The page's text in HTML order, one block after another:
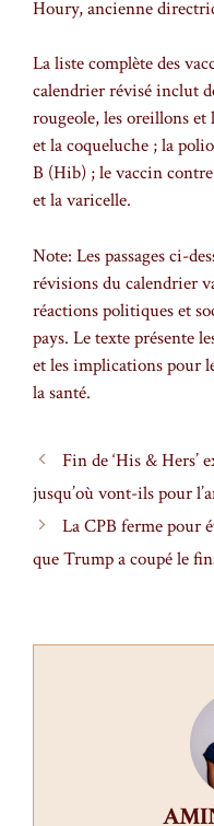
Houry, ancienne
La liste complète des
calendrier révisé inclut
rougeole, les oreillons
et la coqueluche ; la
B (Hib) ; le vaccin
et la varicelle.
Note: Les passages ci-
révisions du calendrier
réactions politiques et
pays. Le texte présente
et les implications pour
la santé.
Fin de ‘His & Hers’
jusqu’où vont-ils pour
La CPB ferme pour
que Trump a coupé le